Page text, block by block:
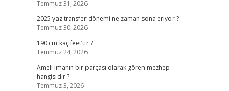
Temmuz 31, 2026
2025 yaz transfer dönemi ne zaman sona eriyor ?
Temmuz 30, 2026
190 cm kaç feet’tir ?
Temmuz 24, 2026
Ameli imanın bir parçası olarak gören mezhep
hangisidir ?
Temmuz 3, 2026